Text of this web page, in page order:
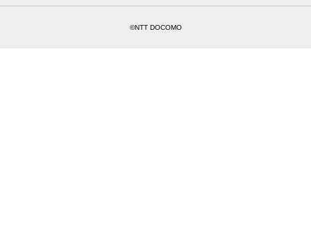
©NTT DOCOMO